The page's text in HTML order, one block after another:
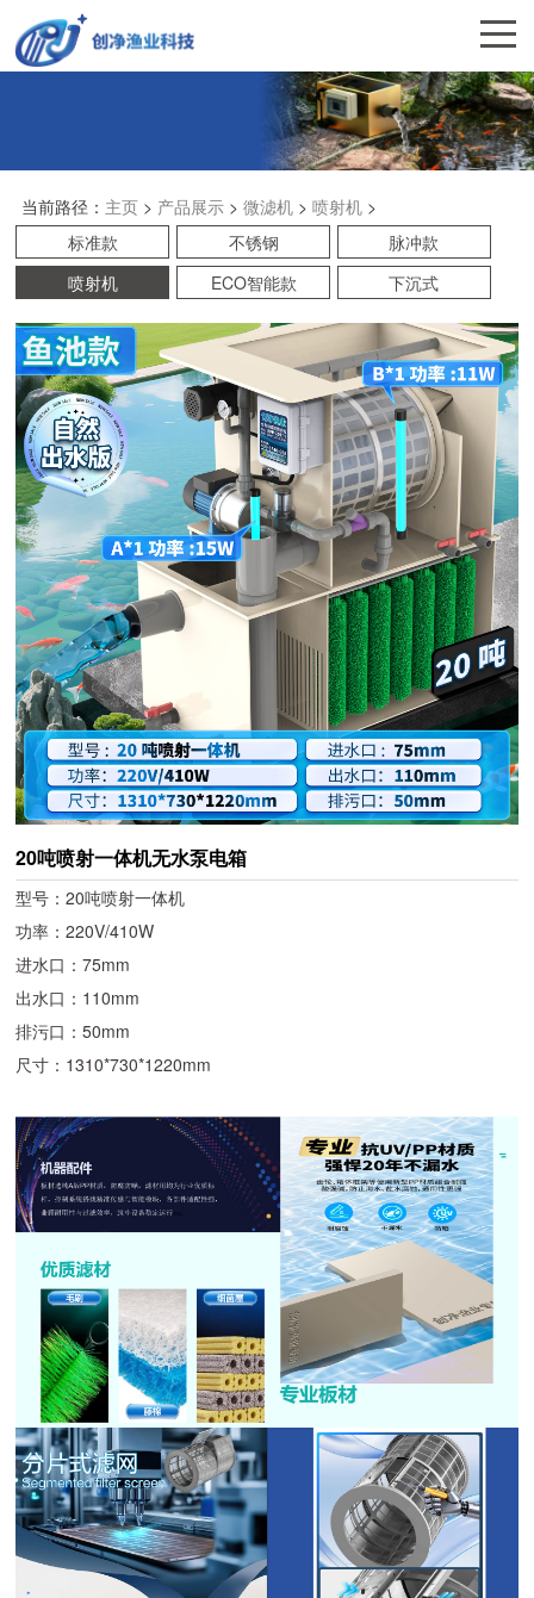
当前路径： 主页> 产品展示> 微滤机> 喷射机>
标准款
不锈钢
脉冲款
喷射机
ECO智能款 下沉式
20吨喷射一体机无水泵电箱
型号：20吨喷射一体机
功率：220V/410W
进水口：75mm
出水口：110mm
排污口：50mm
尺寸：1310*730*1220mm